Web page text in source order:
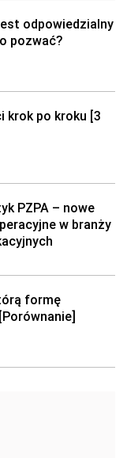
odpowiedzialny
pozwać?
krok po kroku [3
PZPA – nowe
w branży
formę